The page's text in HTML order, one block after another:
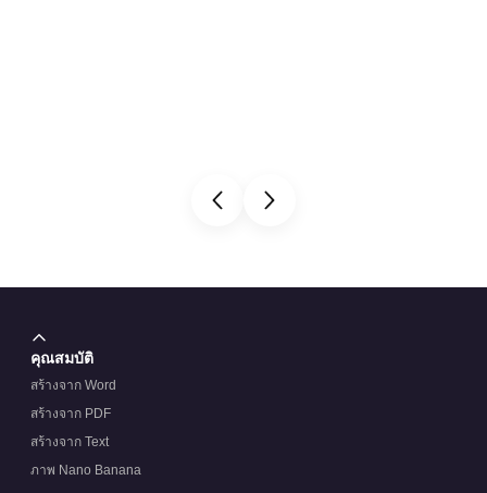
คุณสมบัติ
สร้างจาก Word
สร้างจาก PDF
สร้างจาก Text
ภาพ Nano Banana